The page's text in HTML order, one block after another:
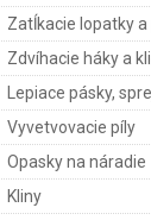
Zatĺkacie lopatky a
Zdvíhacie háky a
Lepiace pásky,
Vyvetvovacie píly
Opasky na náradie
Kliny